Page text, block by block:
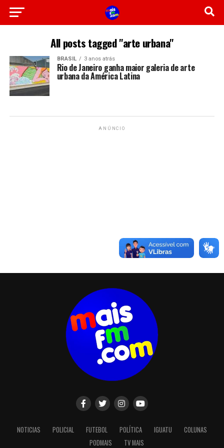
All posts tagged "arte urbana"
BRASIL 3 anos atrás
Rio de Janeiro ganha maior galeria de arte
urbana da América Latina
ANÚNCIO
NOTICIAS POLICIAL FUTEBOL POLÍTICA IGUATU
COLUNAS
PODMAIS
TV MAIS